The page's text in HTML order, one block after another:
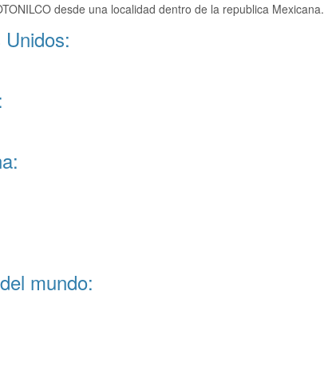
desde una localidad dentro de la republica Mexicana.
mundo: